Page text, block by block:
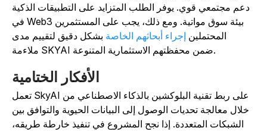
دعم مجتمعي قوي. يوفر الطلب المتزايد على التطبيقات الذكية
في Web3 بيئة سوق مواتية. ومع ذلك، يجب على المستثمرين
المحتملينإجراء أبحاثهم الخاصةبشكل دقيق لتقييم مدى
الأفكار الختامية
تعمل SkyAI على ربط تقنية البلوكشين بالذكاء الاصطناعي من
خلال معالجة تحديات الوصول إلى البيانات الحيوية والتوافق بين
الشبكات المتعددة. إذا نجح المشروع في تنفيذ خارطة طريقه،